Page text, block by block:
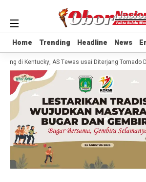
Home Trending Headline News
Home Trending Headline News
di Kentucky, AS Tewas usai Diterjang Tornado